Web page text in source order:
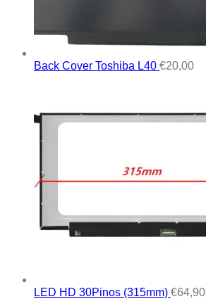
Back Cover Toshiba L40 €20,00
LED HD 30Pinos (315mm) €64,90